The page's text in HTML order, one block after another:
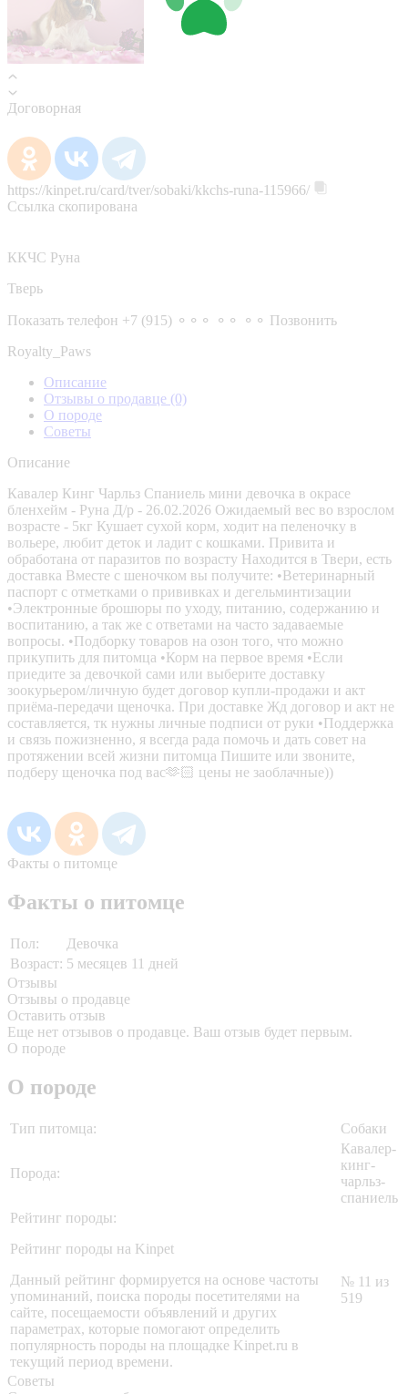
Договорная
https://kinpet.ru/card/tver/sobaki/kkchs-runa-115966/
Ссылка скопирована
ККЧС Руна
Тверь
Показать телефон +7 (915) ⚬⚬⚬ ⚬⚬ ⚬⚬ Позвонить
Royalty_Paws
Описание
Отзывы о продавце (0)
О породе
Советы
Описание
Кавалер Кинг Чарльз Спаниель мини девочка в окрасе
бленхейм - Руна Д/р - 26.02.2026 Ожидаемый вес во взрослом
возрасте - 5кг Кушает сухой корм, ходит на пеленочку в
вольере, любит деток и ладит с кошками. Привита и
обработана от паразитов по возрасту Находится в Твери, есть
доставка Вместе с шеночком вы получите: •Ветеринарный
паспорт с отметками о прививках и дегельминтизации
•Электронные брошюры по уходу, питанию, содержанию и
воспитанию, а так же с ответами на часто задаваемые
вопросы. •Подборку товаров на озон того, что можно
прикупить для питомца •Корм на первое время •Если
приедите за девочкой сами или выберите доставку
зоокурьером/личную будет договор купли-продажи и акт
приёма-передачи щеночка. При доставке Жд договор и акт не
составляется, тк нужны личные подписи от руки •Поддержка
и связь пожизненно, я всегда рада помочь и дать совет на
протяжении всей жизни питомца Пишите или звоните,
подберу щеночка под вас🫶🏻 цены не заоблачные))
Факты о питомце
Факты о питомце
Пол:
Девочка
Возраст: 5 месяцев 11 дней
Отзывы
Отзывы о продавце
Оставить отзыв
Еще нет отзывов о продавце. Ваш отзыв будет первым.
О породе
О породе
Тип питомца: Собаки
Порода:
Кавалер-
кинг-
чарльз-
спаниель
Рейтинг породы:
Рейтинг породы на Kinpet
Данный рейтинг формируется на основе частоты
упоминаний, поиска породы посетителями на
сайте, посещаемости объявлений и других
параметрах, которые помогают определить
популярность породы на площадке Kinpet.ru в
текущий период времени.
№ 11 из
519
Советы